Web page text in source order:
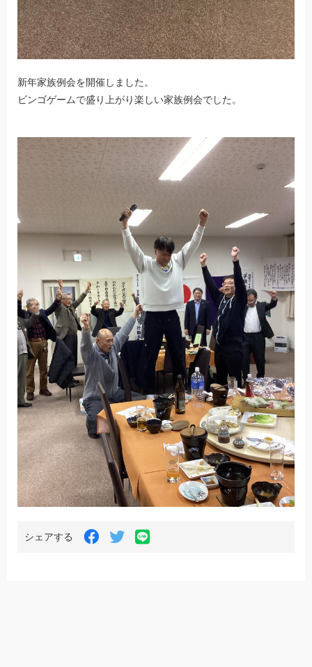
新年家族例会を開催しました。
ビンゴゲームで盛り上がり楽しい家族例会でした。
シェアする
Facebook
TwitterLINE